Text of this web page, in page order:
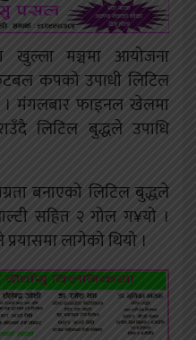
खुल्ला मञ्चमा आयोजना
कपको उपाधी लिटिल
। मंगलबार फाइनल खेलमा
लिटिल बुद्धले उपाधि
बनाएको लिटिल बुद्धले
सहित २ गोल ग¥यो ।
लागेको थियो ।